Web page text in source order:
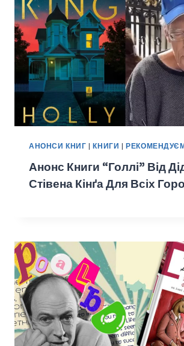
АНОНСИ КНИГ |КНИГИ |
Анонс Книги “Голлі” Від
Стівена Кінґа Для Всіх